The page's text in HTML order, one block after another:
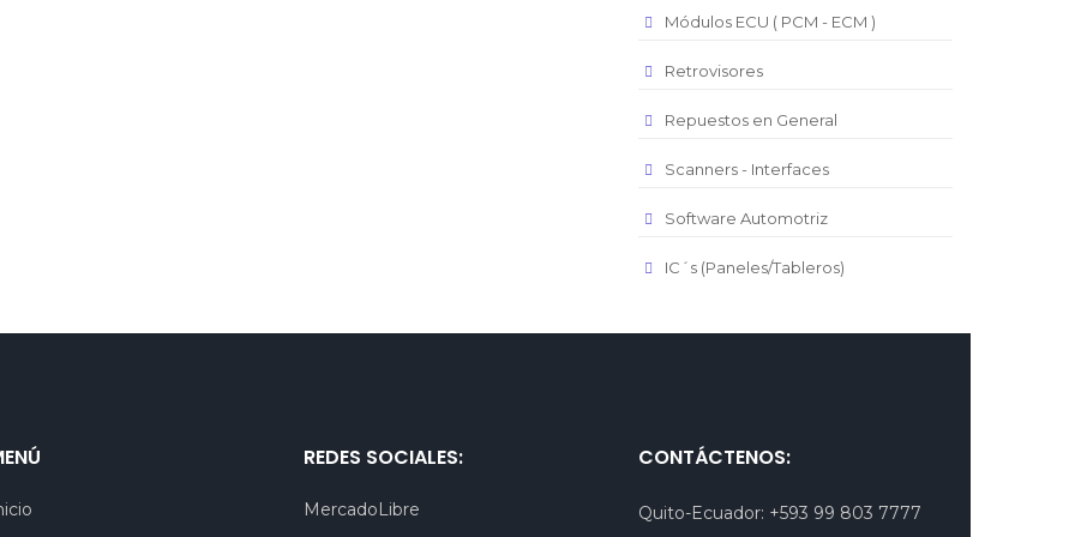
Módulos ECU ( PCM - ECM )
Retrovisores
Repuestos en General
Scanners - Interfaces
Software Automotriz
IC´s (Paneles/Tableros)
REDES SOCIALES:
MercadoLibre
CONTÁCTENOS:
Quito-Ecuador: +593 99 803 7777